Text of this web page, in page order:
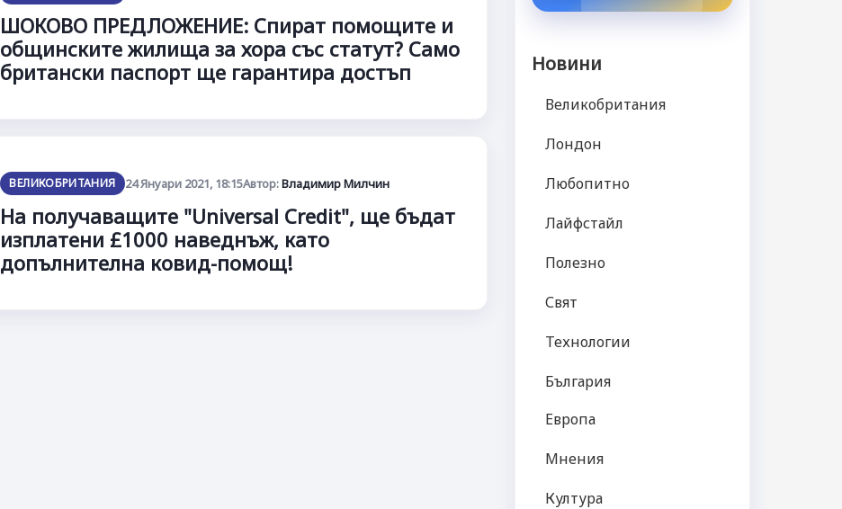
ШОКОВО ПРЕДЛОЖЕНИЕ: Спират помощите и
общинските жилища за хора със статут? Само
британски паспорт ще гарантира достъп
ВЕЛИКОБРИТАНИЯ 24 Януари 2021, 18:15Автор:Владимир Милчин
На получаващите "Universal Credit", ще бъдат
изплатени £1000 наведнъж, като
допълнителна ковид-помощ!
Новини
Великобритания
Лондон
Любопитно
Лайфстайл
Полезно
Свят
Технологии
България
Европа
Мнения
Култура